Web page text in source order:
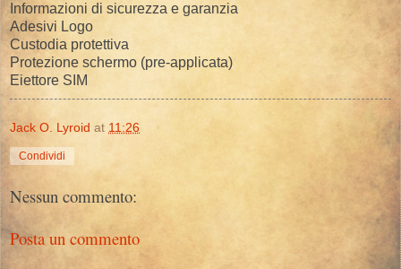
Informazioni di sicurezza e garanzia
Adesivi Logo
Custodia protettiva
Protezione schermo (pre-applicata)
Eiettore SIM
Jack O. Lyroid at 11:26
Condividi
Nessun commento:
Posta un commento